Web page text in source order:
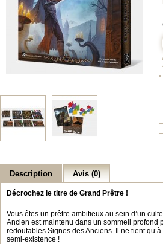
Description Avis (0)
Décrochez le titre de Grand Prêtre !
Vous êtes un prêtre ambitieux au sein d’un
Ancien est maintenu dans un sommeil profond
redoutables Signes des Anciens. Il ne tient
semi-existence !